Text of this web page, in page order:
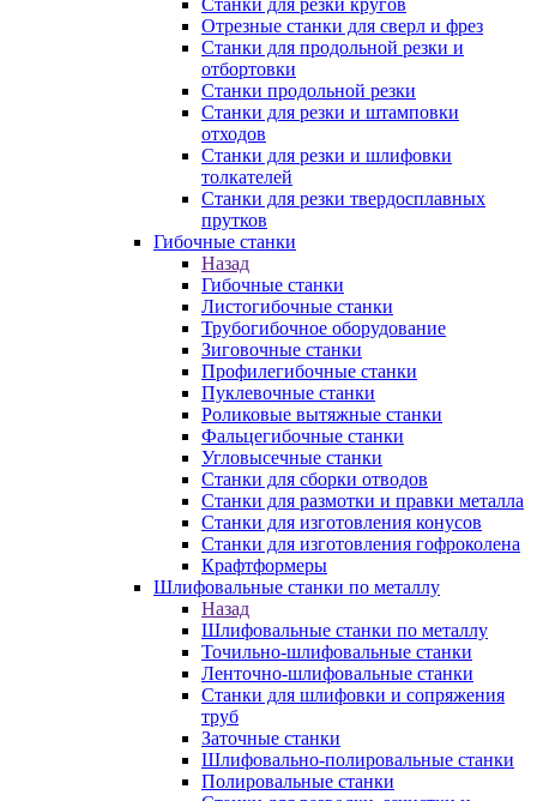
Станки для резки кругов
Отрезные станки для сверл и фрез
Станки для продольной резки и
отбортовки
Станки продольной резки
Станки для резки и штамповки
отходов
Станки для резки и шлифовки
толкателей
Станки для резки твердосплавных
прутков
Гибочные станки
Назад
Гибочные станки
Листогибочные станки
Трубогибочное оборудование
Зиговочные станки
Профилегибочные станки
Пуклевочные станки
Роликовые вытяжные станки
Фальцегибочные станки
Угловысечные станки
Станки для сборки отводов
Станки для размотки и правки металла
Станки для изготовления конусов
Станки для изготовления гофроколена
Крафтформеры
Шлифовальные станки по металлу
Назад
Шлифовальные станки по металлу
Точильно-шлифовальные станки
Ленточно-шлифовальные станки
Станки для шлифовки и сопряжения
труб
Заточные станки
Шлифовально-полировальные станки
Полировальные станки